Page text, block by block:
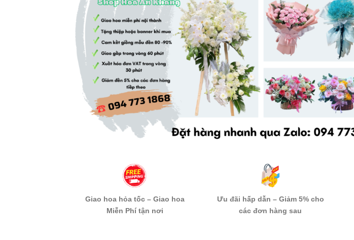
Giao hoa hỏa tốc – Giao hoa
Miễn Phí tận nơi
Ưu đãi hấp dẫn – Giảm 5% cho
các đơn hàng sau